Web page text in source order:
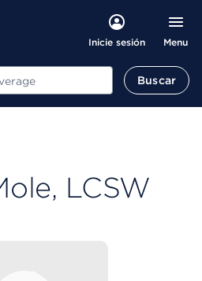
Inicie sesión Menu
Buscar
LCSW